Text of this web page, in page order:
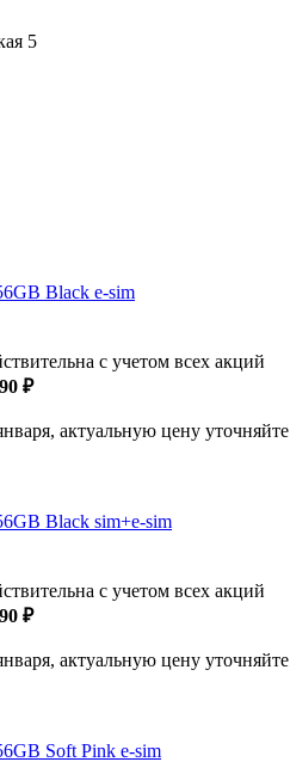
5
Black e-sim
с учетом всех акций
₽
актуальную цену уточняйте
Black sim+e-sim
с учетом всех акций
₽
актуальную цену уточняйте
Soft Pink e-sim